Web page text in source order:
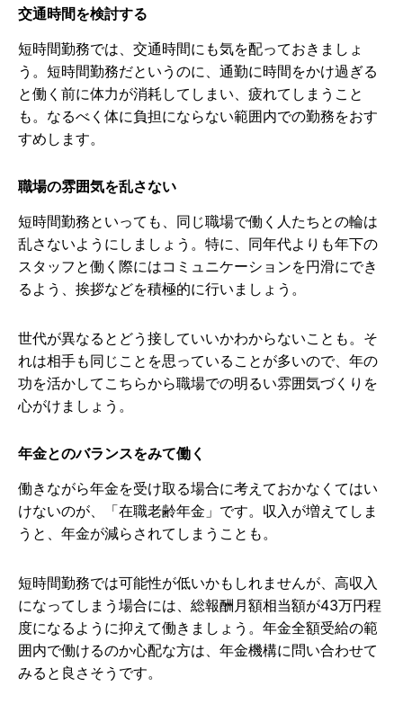
交通時間を検討する
短時間勤務では、交通時間にも気を配っておきましょ
う。短時間勤務だというのに、通勤に時間をかけ過ぎる
と働く前に体力が消耗してしまい、疲れてしまうこと
も。なるべく体に負担にならない範囲内での勤務をおす
すめします。
職場の雰囲気を乱さない
短時間勤務といっても、同じ職場で働く人たちとの輪は
乱さないようにしましょう。特に、同年代よりも年下の
スタッフと働く際にはコミュニケーションを円滑にでき
るよう、挨拶などを積極的に行いましょう。
世代が異なるとどう接していいかわからないことも。そ
れは相手も同じことを思っていることが多いので、年の
功を活かしてこちらから職場での明るい雰囲気づくりを
心がけましょう。
年金とのバランスをみて働く
働きながら年金を受け取る場合に考えておかなくてはい
けないのが、「在職老齢年金」です。収入が増えてしま
うと、年金が減らされてしまうことも。
短時間勤務では可能性が低いかもしれませんが、高収入
になってしまう場合には、総報酬月額相当額が43万円程
度になるように抑えて働きましょう。年金全額受給の範
囲内で働けるのか心配な方は、年金機構に問い合わせて
みると良さそうです。